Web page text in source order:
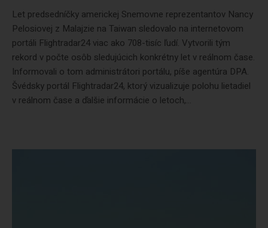
Let predsedníčky americkej Snemovne reprezentantov Nancy
Pelosiovej z Malajzie na Taiwan sledovalo na internetovom
portáli Flightradar24 viac ako 708-tisíc ľudí. Vytvorili tým
rekord v počte osôb sledujúcich konkrétny let v reálnom čase.
Informovali o tom administrátori portálu, píše agentúra DPA.
Švédsky portál Flightradar24, ktorý vizualizuje polohu lietadiel
v reálnom čase a ďalšie informácie o letoch,...